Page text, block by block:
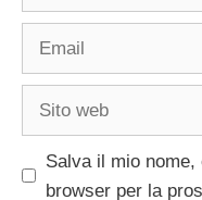
Email
Sito
Salva il mio
browser per la